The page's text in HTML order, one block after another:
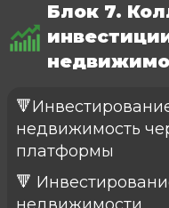
Блок 7.
недвижимость
платформы
🔻